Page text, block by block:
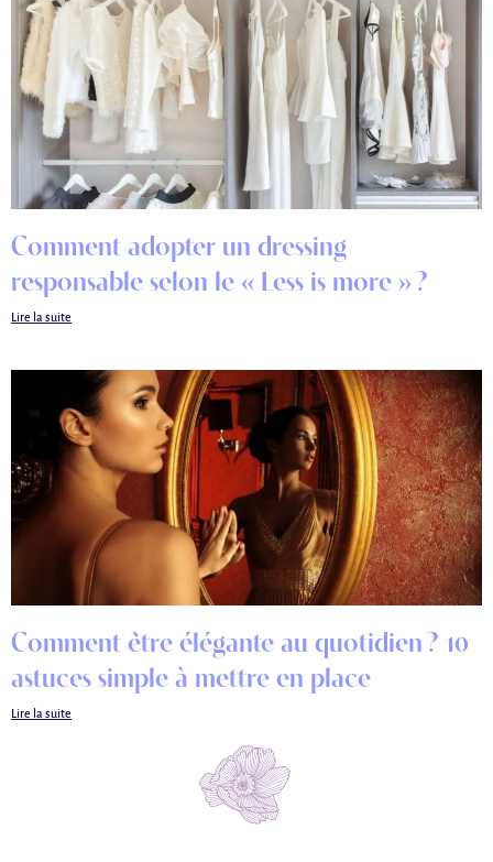
Comment adopter un dressing
responsable selon le « Less is more » ?
Lire la suite
Comment être élégante au quotidien ? 10
astuces simple à mettre en place
Lire la suite